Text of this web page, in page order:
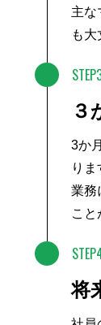
主な
も大
３
3か
りま
業務
こと
将